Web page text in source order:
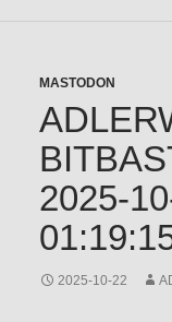
MASTODON
2025-
2025-10-22